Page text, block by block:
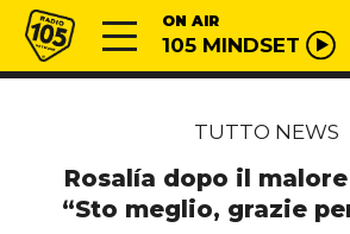
Vai al contenuto
Radio 105 ON AIR
105 MINDSET
TUTTO NEWS
Rosalía dopo il
“Sto meglio, grazie